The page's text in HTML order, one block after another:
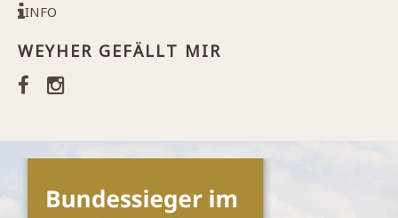
INFO
WEYHER GEFÄLLT MIR